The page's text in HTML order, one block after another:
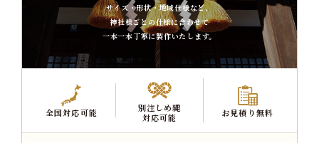
サイズ・形状・地域仕様など、
神社様ごとの仕様に合わせて
一本一本丁寧に製作いたします。
全国対応可能
別注しめ縄
対応可能
お見積り無料